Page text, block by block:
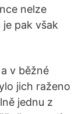
nelze
pak však
v běžné
jich raženo
jednu z